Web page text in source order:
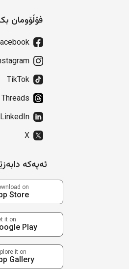
فۆڵۆومان
TikTok
Threads
LinkedIn
X
ئەپەکە
on
Store
it on
Play
it on
Gallery